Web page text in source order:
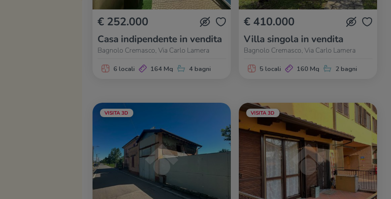
€ 252.000
Casa indipendente in vendita
Bagnolo Cremasco, Via Carlo Lamera
6 locali 164 Mq 4 bagni
€ 410.000
Villa singola in vendita
Bagnolo Cremasco, Via Carlo Lamera
5 locali 160 Mq 2 bagni
VISITA 3D VISITA 3D